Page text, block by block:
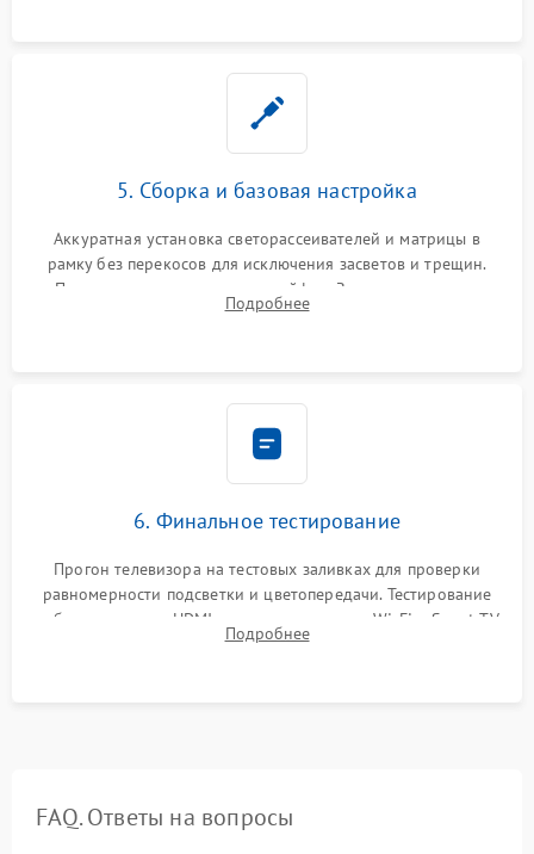
5. Сборка и базовая настройка
Аккуратная установка светорассеивателей и матрицы в
рамку без перекосов для исключения засветов и трещин.
Подключение внутренних шлейфов. Закрытие корпуса.
Сброс настроек и обновление программного обеспечения.
Подробнее
6. Финальное тестирование
Прогон телевизора на тестовых заливках для проверки
равномерности подсветки и цветопередачи. Тестирование
работы разъемов HDMI, динамиков, модуля Wi-Fi и Smart TV
в рабочем режиме в течение нескольких часов.
Подробнее
FAQ. Ответы на вопросы